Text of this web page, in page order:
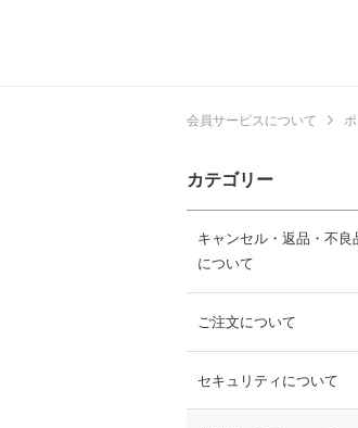
会員サービスについて
カテゴリー
キャンセル・返品・不良
について
ご注文について
セキュリティについて